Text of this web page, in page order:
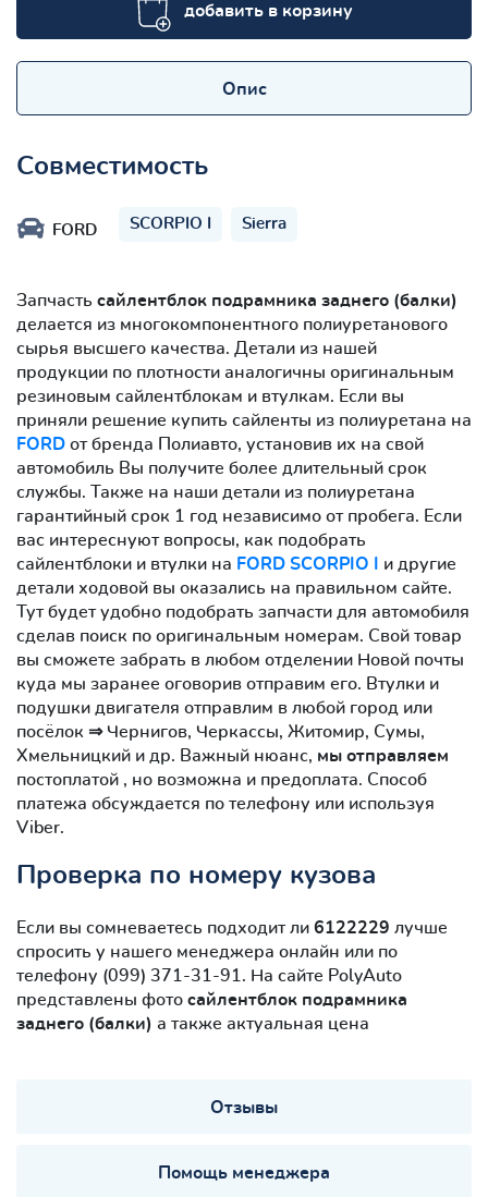
добавить в корзину
Опис
Совместимость
FORD SCORPIO I Sierra
Запчасть cайлентблок подрамника заднего (балки)
делается из многокомпонентного полиуретанового
сырья высшего качества. Детали из нашей
продукции по плотности аналогичны оригинальным
резиновым сайлентблокам и втулкам. Если вы
приняли решение купить сайленты из полиуретана на
FORD от бренда Полиавто, установив их на свой
автомобиль Вы получите более длительный срок
службы. Также на наши детали из полиуретана
гарантийный срок 1 год независимо от пробега. Если
вас интереснуют вопросы, как подобрать
сайлентблоки и втулки на FORD SCORPIO I
и другие
детали ходовой вы оказались на правильном сайте.
Тут будет удобно подобрать запчасти для автомобиля
сделав поиск по оригинальным номерам. Свой товар
вы сможете забрать в любом отделении Новой почты
куда мы заранее оговорив отправим его. Втулки и
подушки двигателя отправлим в любой город или
посёлок ⇒ Чернигов, Черкассы, Житомир, Сумы,
Хмельницкий и др. Важный нюанс, мы отправляем
постоплатой , но возможна и предоплата. Способ
платежа обсуждается по телефону или используя
Viber.
Проверка по номеру кузова
Если вы сомневаетесь подходит ли 6122229 лучше
спросить у нашего менеджера онлайн или по
телефону (099) 371-31-91. На сайте PolyAuto
представлены фото cайлентблок подрамника
заднего (балки) а также актуальная цена
Отзывы
Помощь менеджера